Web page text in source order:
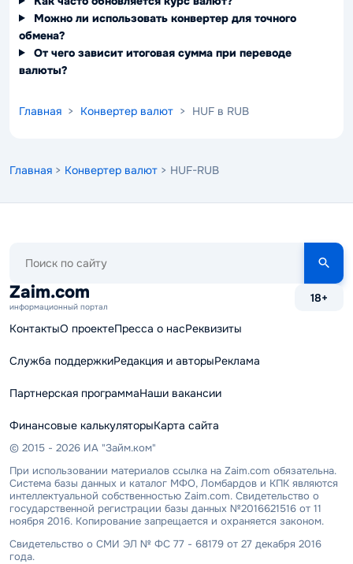
Можно ли использовать конвертер для точного
обмена?
От чего зависит итоговая сумма при переводе
валюты?
Главная > Конвертер валют > HUF в RUB
Главная > Конвертер валют > HUF-RUB
сайту
Zaim.com
информационный портал
18+
КонтактыО проектеПресса о насРеквизиты
Служба поддержкиРедакция и авторыРеклама
Партнерская программаНаши вакансии
Финансовые калькуляторыКарта сайта
© 2015 - 2026 ИА "Займ.ком"
При использовании материалов ссылка на Zaim.com обязательна.
Система базы данных и каталог МФО, Ломбардов и КПК являются
интеллектуальной собственностью Zaim.com. Свидетельство о
государственной регистрации базы данных №2016621516 от 11
ноября 2016. Копирование запрещается и охраняется законом.
Свидетельство о СМИ ЭЛ № ФС 77 - 68179 от 27 декабря 2016
года.